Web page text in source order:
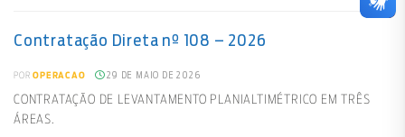
Contratação Direta nº 108 – 2026
POR OPERACAO 29 DE MAIO DE 2026
CONTRATAÇÃO DE LEVANTAMENTO PLANIALTIMÉTRICO EM TRÊS
ÁREAS.